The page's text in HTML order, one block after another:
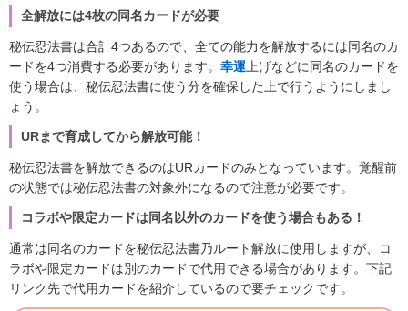
全解放には4枚の同名カードが必要
秘伝忍法書は合計4つあるので、全ての能力を解放するには同名のカ
ードを4つ消費する必要があります。 幸運 上げなどに同名のカードを
使う場合は、秘伝忍法書に使う分を確保した上で行うようにしまし
ょう。
URまで育成してから解放可能！
秘伝忍法書を解放できるのはURカードのみとなっています。覚醒前
の状態では秘伝忍法書の対象外になるので注意が必要です。
コラボや限定カードは同名以外のカードを使う場合もある！
通常は同名のカードを秘伝忍法書乃ルート解放に使用しますが、コ
ラボや限定カードは別のカードで代用できる場合があります。下記
リンク先で代用カードを紹介しているので要チェックです。